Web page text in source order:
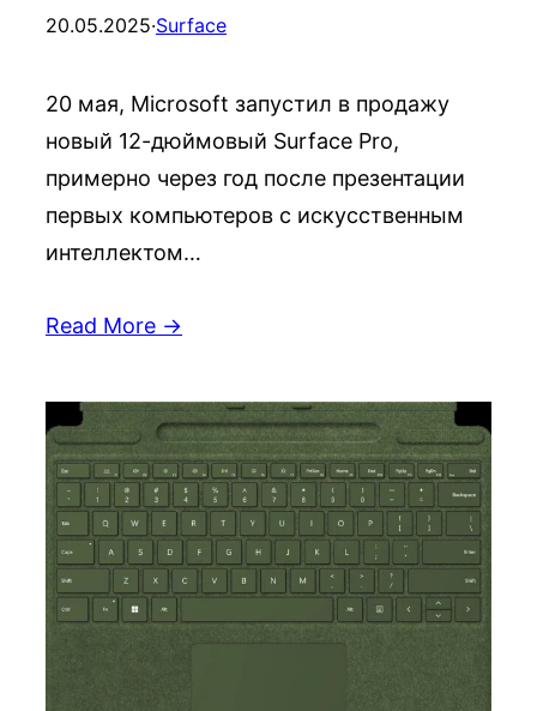
20.05.2025·Surface
20 мая, Microsoft запустил в продажу
новый 12-дюймовый Surface Pro,
примерно через год после презентации
первых компьютеров с искусственным
интеллектом…
Read More →